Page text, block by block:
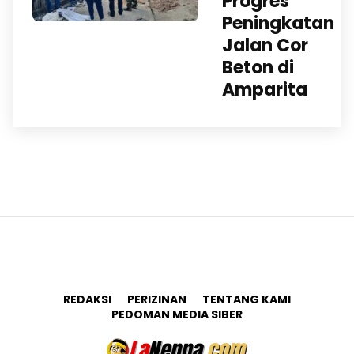
Peningkatan
Jalan Cor
Beton di
Amparita
REDAKSI PERIZINAN
TENTANG KAMI
PEDOMAN MEDIA SIBER